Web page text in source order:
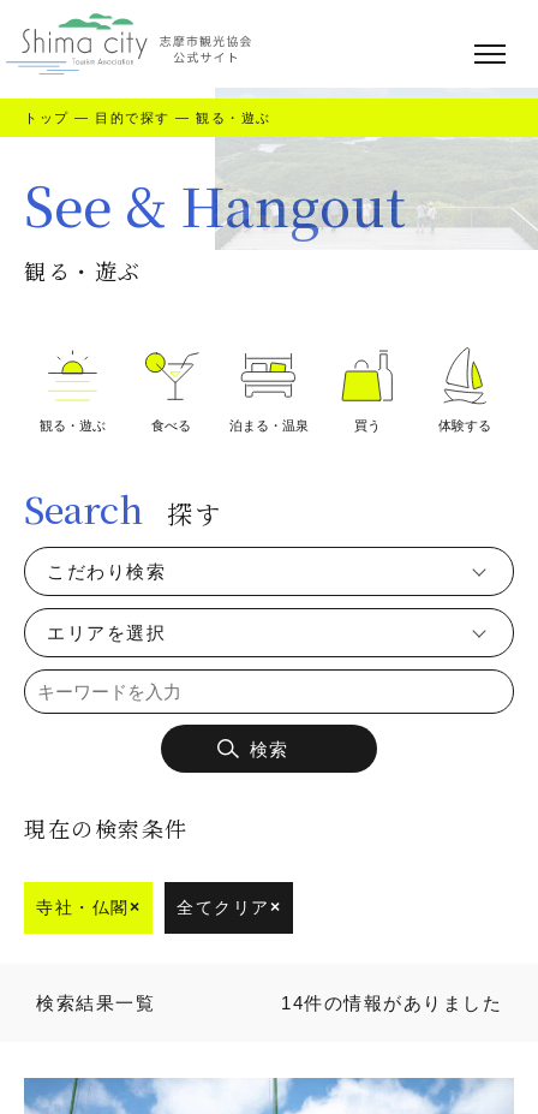
トップ — 目的で探す — 観る・遊ぶ
See & Hangout
観る・遊ぶ
観る・遊ぶ 食べる 泊まる・温泉 買う 体験する
Search 探す
こだわり検索
エリアを選択
検索
現在の検索条件
寺社・仏閣× 全てクリア×
検索結果一覧 14件の情報がありました